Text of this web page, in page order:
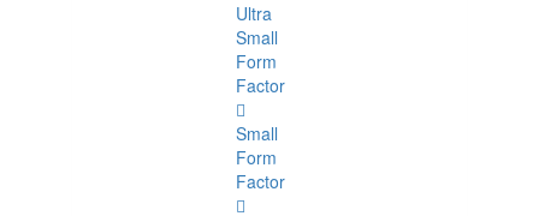
Ultra
Small
Form
Factor
Small
Form
Factor